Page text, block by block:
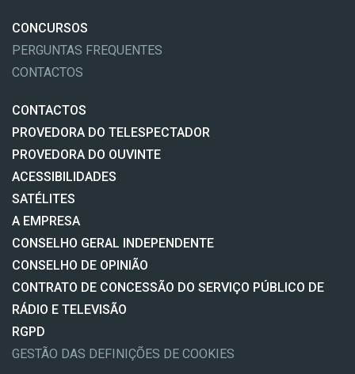
CONCURSOS
PERGUNTAS FREQUENTES
CONTACTOS
CONTACTOS
PROVEDORA DO TELESPECTADOR
PROVEDORA DO OUVINTE
ACESSIBILIDADES
SATÉLITES
A EMPRESA
CONSELHO GERAL INDEPENDENTE
CONSELHO DE OPINIÃO
CONTRATO DE CONCESSÃO DO SERVIÇO PÚBLICO DE
RÁDIO E TELEVISÃO
RGPD
GESTÃO DAS DEFINIÇÕES DE COOKIES